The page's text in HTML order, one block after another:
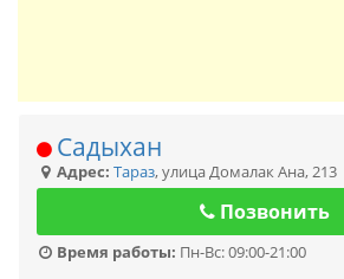
Садыхан
Адрес: Тараз,улица Домалак Ана, 213
Позвонить
Время работы: Пн-Вс: 09:00-21:00